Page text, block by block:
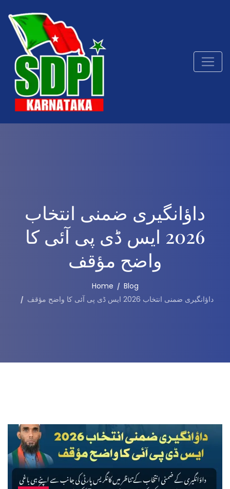
داؤانگیری ضمنی انتخاب
2026 ایس ڈی پی آئی کا
واضح مؤقف
Home
Blog
داؤانگیری ضمنی انتخاب 2026 ایس ڈی پی آئی کا واضح مؤقف